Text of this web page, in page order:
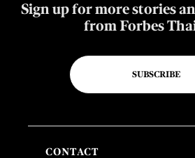
Sign up for more stories
from Forbes
SUBSCRIBE
CONTACT